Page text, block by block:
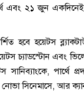
এবং ২১ জুন
হবে হয়েটস
চ্যাডস্টোন এবং
পার্থে
নোভা সিনেমাসে, আর